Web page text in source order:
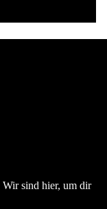
Wir sind hier, um dir